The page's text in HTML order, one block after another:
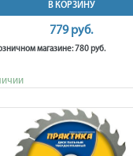
В КОРЗИНУ
779 руб.
магазине: 780 руб.